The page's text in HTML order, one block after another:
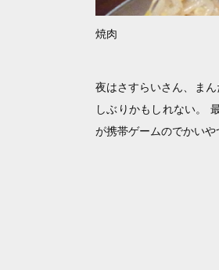
焼肉
夜はさすらいさん、ま
しぶりかもしれない。
が携帯ゲームのでかい